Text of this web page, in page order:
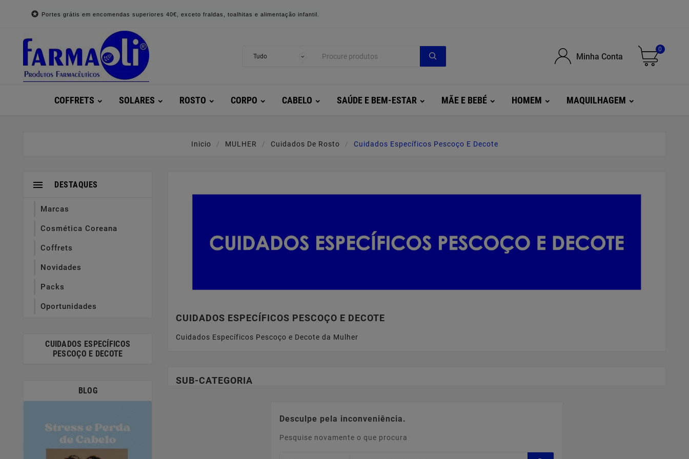
 Portes grátis em encomendas superiores 40€, exceto fraldas, toalhitas e alimentação infantil.
Minha Conta
0
COFFRETS SOLARES ROSTO CORPO CABELO SAÚDE E BEM-ESTAR MÃE E BEBÉ HOMEM MAQUILHAGEM
Inicio MULHER Cuidados De Rosto Cuidados Específicos Pescoço E Decote
DESTAQUES

Marcas
Cosmética Coreana
Coffrets
Novidades
Packs
Oportunidades
CUIDADOS ESPECÍFICOS
PESCOÇO E DECOTE
BLOG
CUIDADOS ESPECÍFICOS PESCOÇO E DECOTE
Cuidados Específicos Pescoço e Decote da Mulher
SUB-CATEGORIA
Desculpe pela inconveniência.
Pesquise novamente o que procura